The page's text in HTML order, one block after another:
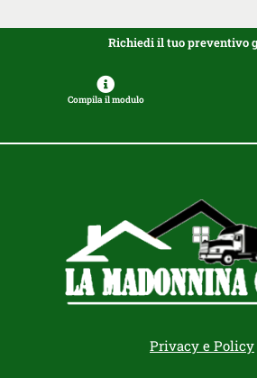
Richiedi il tuo preventivo
Compila il modulo
Privacy e Policy